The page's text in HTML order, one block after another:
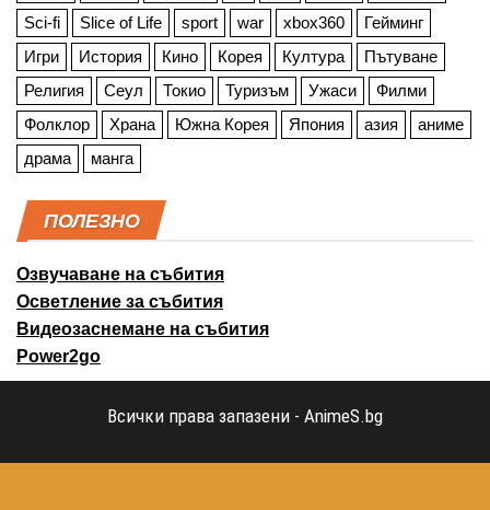
Sci-fi
Slice of Life sport war xbox360
Гейминг
Игри
История Кино Корея Култура
Пътуване
Религия
Сеул Токио Туризъм Ужаси
Филми
Фолклор
Храна Южна Корея Япония азия
аниме
драма
манга
ПОЛЕЗНО
Озвучаване на събития
Осветление за събития
Видеозаснемане на събития
Power2go
Всички права запазени - AnimeS.bg